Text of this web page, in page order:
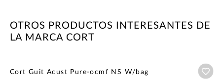
OTROS PRODUCTOS INTERESANTES DE
LA MARCA CORT
Cort Guit Acust Pure-ocmf NS W/bag